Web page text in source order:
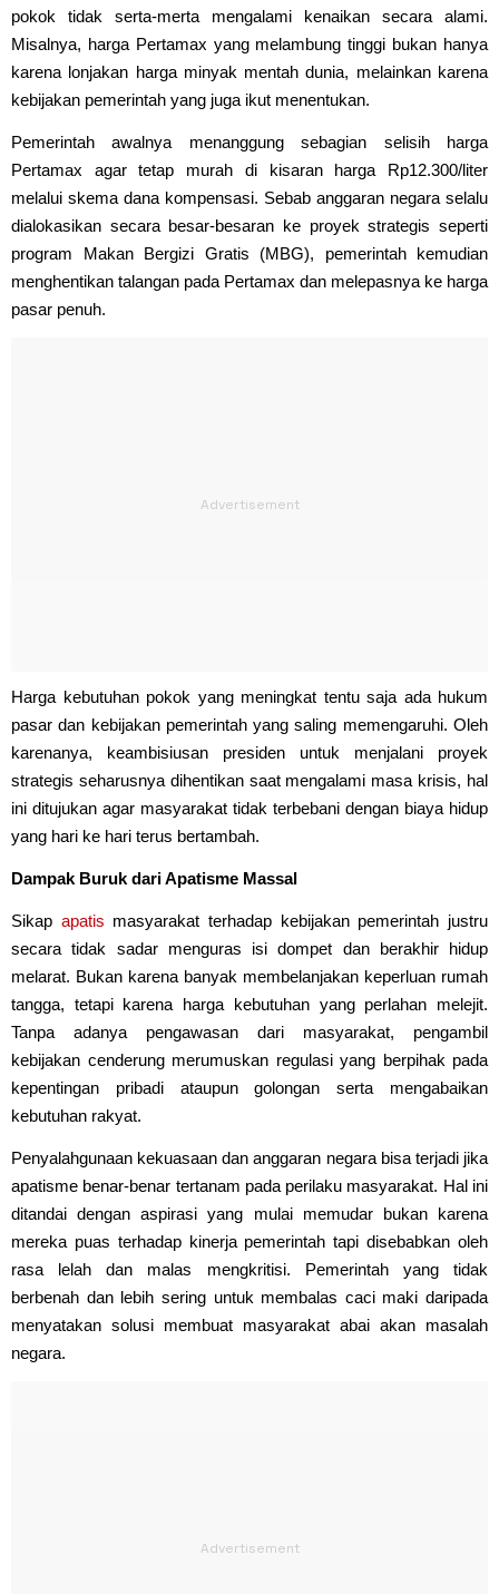
pokok tidak serta-merta mengalami kenaikan secara alami.
Misalnya, harga Pertamax yang melambung tinggi bukan hanya
karena lonjakan harga minyak mentah dunia, melainkan karena
kebijakan pemerintah yang juga ikut menentukan.
Pemerintah awalnya menanggung sebagian selisih harga
Pertamax agar tetap murah di kisaran harga Rp12.300/liter
melalui skema dana kompensasi. Sebab anggaran negara selalu
dialokasikan secara besar-besaran ke proyek strategis seperti
program Makan Bergizi Gratis (MBG), pemerintah kemudian
menghentikan talangan pada Pertamax dan melepasnya ke harga
pasar penuh.
Harga kebutuhan pokok yang meningkat tentu saja ada hukum
pasar dan kebijakan pemerintah yang saling memengaruhi. Oleh
karenanya, keambisiusan presiden untuk menjalani proyek
strategis seharusnya dihentikan saat mengalami masa krisis, hal
ini ditujukan agar masyarakat tidak terbebani dengan biaya hidup
yang hari ke hari terus bertambah.
Dampak Buruk dari Apatisme Massal
Sikap apatis masyarakat terhadap kebijakan pemerintah justru
secara tidak sadar menguras isi dompet dan berakhir hidup
melarat. Bukan karena banyak membelanjakan keperluan rumah
tangga, tetapi karena harga kebutuhan yang perlahan melejit.
Tanpa adanya pengawasan dari masyarakat, pengambil
kebijakan cenderung merumuskan regulasi yang berpihak pada
kepentingan pribadi ataupun golongan serta mengabaikan
kebutuhan rakyat.
Penyalahgunaan kekuasaan dan anggaran negara bisa terjadi jika
apatisme benar-benar tertanam pada perilaku masyarakat. Hal ini
ditandai dengan aspirasi yang mulai memudar bukan karena
mereka puas terhadap kinerja pemerintah tapi disebabkan oleh
rasa lelah dan malas mengkritisi. Pemerintah yang tidak
berbenah dan lebih sering untuk membalas caci maki daripada
menyatakan solusi membuat masyarakat abai akan masalah
negara.